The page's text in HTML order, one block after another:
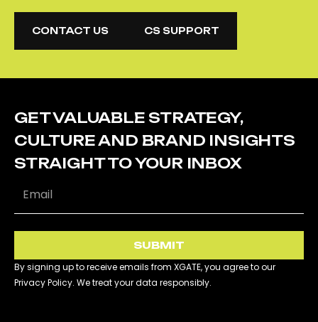
CONTACT US
CS SUPPORT
GET VALUABLE STRATEGY,
CULTURE AND BRAND INSIGHTS
STRAIGHT TO YOUR INBOX
SUBMIT
By signing up to receive emails from XGATE, you agree to our
Privacy Policy. We treat your data responsibly.